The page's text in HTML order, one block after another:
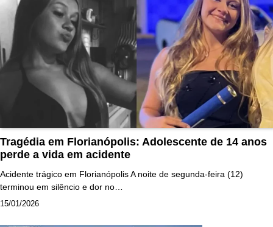
Tragédia em Florianópolis: Adolescente de 14 anos
perde a vida em acidente
Acidente trágico em Florianópolis A noite de segunda-feira (12)
terminou em silêncio e dor no…
15/01/2026